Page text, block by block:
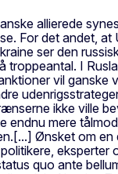
allierede
For det andet,
ser den
troppeantal. I
vil
ikke ville
endnu mere
Ønsket om
eksperter
quo ante